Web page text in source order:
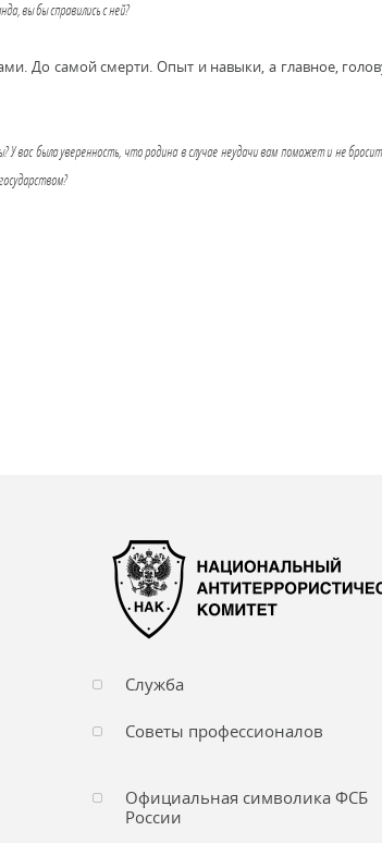
вы бы справились с ней?
До самой смерти. Опыт и навыки, а главное,
вас была уверенность, что родина в случае неудачи вам поможет и не
Служба
Советы профессионалов
Официальная символика ФСБ
России